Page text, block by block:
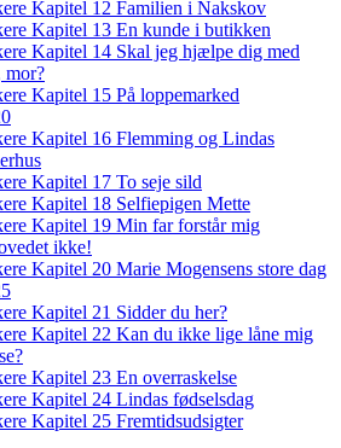
Kapitel 12 Familien i Nakskov
Kapitel 13 En kunde i butikken
Kapitel 14 Skal jeg hjælpe dig med
mor?
Kapitel 15 På loppemarked
Kapitel 16 Flemming og Lindas
Kapitel 17 To seje sild
Kapitel 18 Selfiepigen Mette
Kapitel 19 Min far forstår mig
ikke!
Kapitel 20 Marie Mogensens store dag
Kapitel 21 Sidder du her?
Kapitel 22 Kan du ikke lige låne mig
Kapitel 23 En overraskelse
Kapitel 24 Lindas fødselsdag
Kapitel 25 Fremtidsudsigter